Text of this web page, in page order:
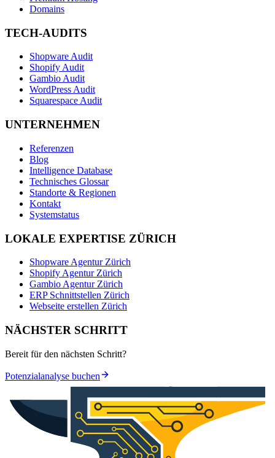
Domains
TECH-AUDITS
Shopware Audit
Shopify Audit
Gambio Audit
WordPress Audit
Squarespace Audit
UNTERNEHMEN
Referenzen
Blog
Intelligence Database
Technisches Glossar
Standorte & Regionen
Kontakt
Systemstatus
LOKALE EXPERTISE ZÜRICH
Shopware Agentur Zürich
Shopify Agentur Zürich
Gambio Agentur Zürich
ERP Schnittstellen Zürich
Webseite erstellen Zürich
NÄCHSTER SCHRITT
Bereit für den nächsten Schritt?
Potenzialanalyse buchen